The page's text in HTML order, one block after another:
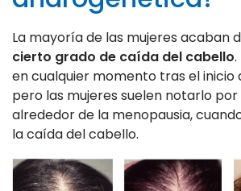
La mayoría de las mujeres acaban
cierto grado de caída del cabello
en cualquier momento tras el inicio
pero las mujeres suelen notarlo
alrededor de la menopausia,
la caída del cabello.